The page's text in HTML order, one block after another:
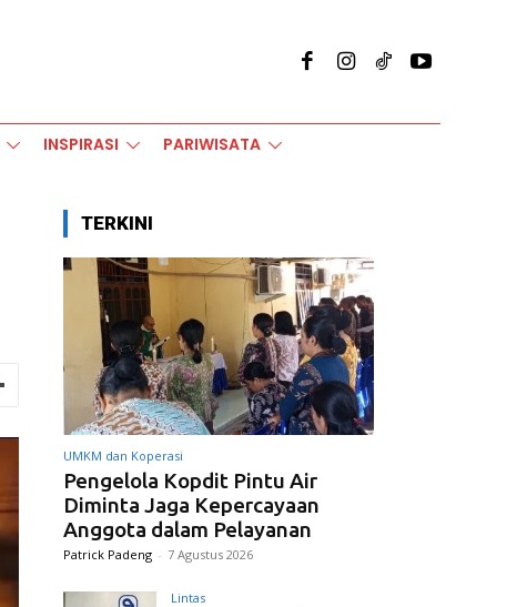
INSPIRASI PARIWISATA
TERKINI
UMKM dan Koperasi
Pengelola Kopdit Pintu Air
Diminta Jaga Kepercayaan
Anggota dalam Pelayanan
Patrick Padeng - 7 Agustus 2026
Lintas